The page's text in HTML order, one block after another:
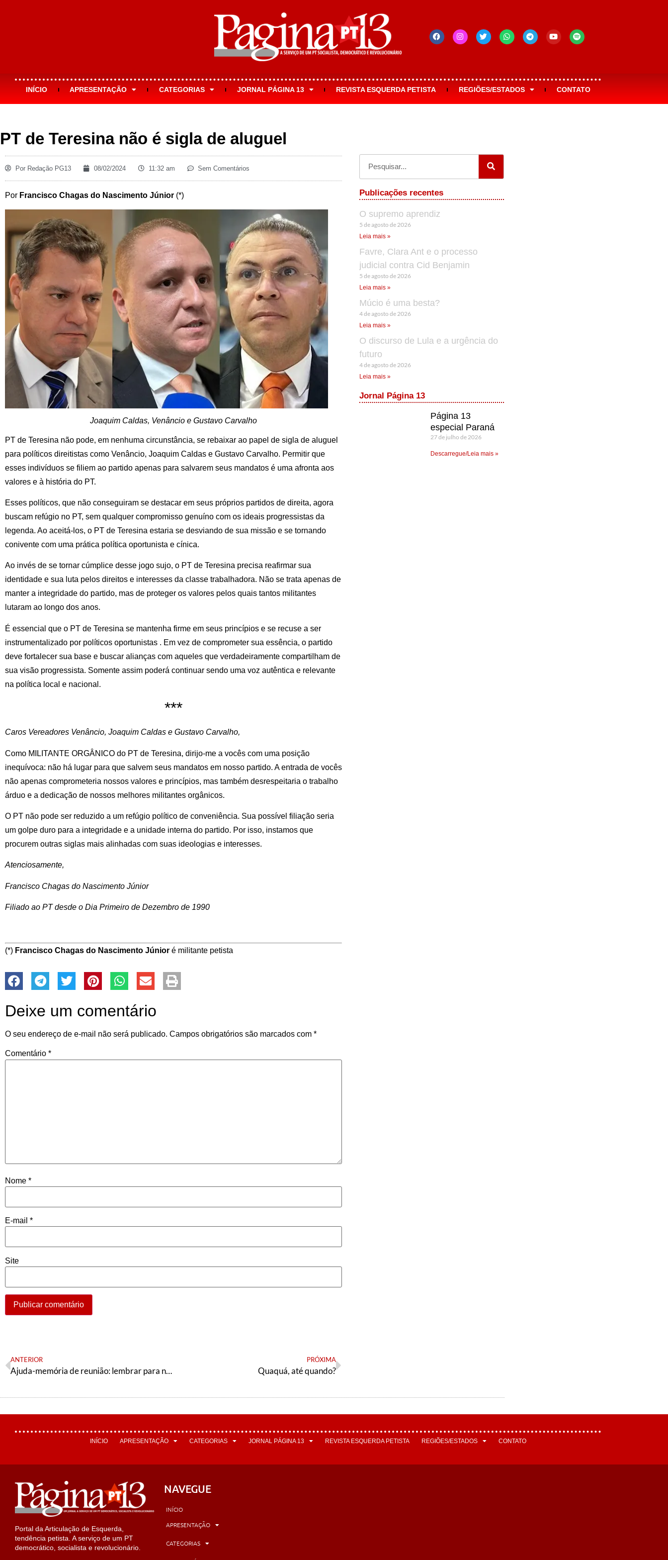
INÍCIO APRESENTAÇÃO CATEGORIAS JORNAL PÁGINA 13 REVISTA ESQUERDA PETISTA REGIÕES/ESTADOS CONTATO
PT de Teresina não é sigla de aluguel
Por Redação PG13 08/02/2024 11:32 am Sem Comentários
Por Francisco Chagas do Nascimento Júnior (*)
Joaquim Caldas, Venâncio e Gustavo Carvalho
PT de Teresina não pode, em nenhuma circunstância, se rebaixar ao papel de sigla de aluguel
para políticos direitistas como Venâncio, Joaquim Caldas e Gustavo Carvalho. Permitir que
esses indivíduos se filiem ao partido apenas para salvarem seus mandatos é uma afronta aos
valores e à história do PT.
Esses políticos, que não conseguiram se destacar em seus próprios partidos de direita, agora
buscam refúgio no PT, sem qualquer compromisso genuíno com os ideais progressistas da
legenda. Ao aceitá-los, o PT de Teresina estaria se desviando de sua missão e se tornando
conivente com uma prática política oportunista e cínica.
Ao invés de se tornar cúmplice desse jogo sujo, o PT de Teresina precisa reafirmar sua
identidade e sua luta pelos direitos e interesses da classe trabalhadora. Não se trata apenas de
manter a integridade do partido, mas de proteger os valores pelos quais tantos militantes
lutaram ao longo dos anos.
É essencial que o PT de Teresina se mantenha firme em seus princípios e se recuse a ser
instrumentalizado por políticos oportunistas . Em vez de comprometer sua essência, o partido
deve fortalecer sua base e buscar alianças com aqueles que verdadeiramente compartilham de
sua visão progressista. Somente assim poderá continuar sendo uma voz autêntica e relevante
na política local e nacional.
***
Caros Vereadores Venâncio, Joaquim Caldas e Gustavo Carvalho,
Como MILITANTE ORGÂNICO do PT de Teresina, dirijo-me a vocês com uma posição
inequívoca: não há lugar para que salvem seus mandatos em nosso partido. A entrada de vocês
não apenas comprometeria nossos valores e princípios, mas também desrespeitaria o trabalho
árduo e a dedicação de nossos melhores militantes orgânicos.
O PT não pode ser reduzido a um refúgio político de conveniência. Sua possível filiação seria
um golpe duro para a integridade e a unidade interna do partido. Por isso, instamos que
procurem outras siglas mais alinhadas com suas ideologias e interesses.
Atenciosamente,
Francisco Chagas do Nascimento Júnior
Filiado ao PT desde o Dia Primeiro de Dezembro de 1990
(*) Francisco Chagas do Nascimento Júnior é militante petista
Deixe um comentário
O seu endereço de e-mail não será publicado. Campos obrigatórios são marcados com *
Comentário *
Nome *
E-mail *
Site
ANTERIOR
Ajuda-memória de reunião: lembrar para não esquecer
PRÓXIMA
Quaquá, até quando?
Publicações recentes
O supremo aprendiz
5 de agosto de 2026
Leia mais »
Favre, Clara Ant e o processo
judicial contra Cid Benjamin
5 de agosto de 2026
Leia mais »
Múcio é uma besta?
4 de agosto de 2026
Leia mais »
O discurso de Lula e a urgência do
futuro
4 de agosto de 2026
Leia mais »
Jornal Página 13
Página 13
especial Paraná
27 de julho de 2026
Descarregue/Leia mais »
INÍCIO APRESENTAÇÃO CATEGORIAS JORNAL PÁGINA 13 REVISTA ESQUERDA PETISTA REGIÕES/ESTADOS CONTATO
Portal da Articulação de Esquerda,
tendência petista. A serviço de um PT
democrático, socialista e revolucionário.
NAVEGUE
INÍCIO
APRESENTAÇÃO
CATEGORIAS